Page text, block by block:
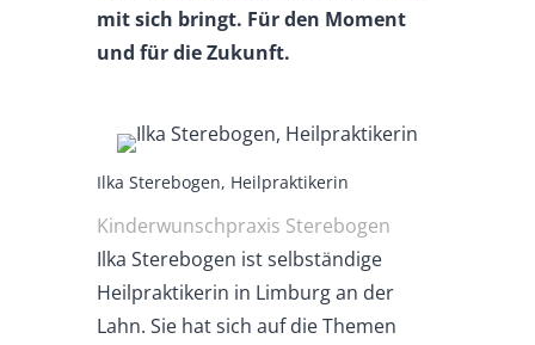
mit sich bringt. Für den Moment
und für die Zukunft.
Ilka Sterebogen, Heilpraktikerin
Kinderwunschpraxis Sterebogen
Ilka Sterebogen ist selbständige
Heilpraktikerin in Limburg an der
Lahn. Sie hat sich auf die Themen